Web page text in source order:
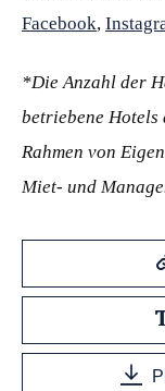
Facebook,
*Die Anzahl der
betriebene Hotels
Rahmen von
Miet- und